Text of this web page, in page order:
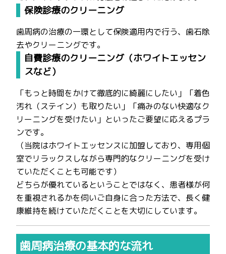
保険診療のクリーニング
歯周病の治療の一環として保険適用内で行う、歯石除
去やクリーニングです。
自費診療のクリーニング（ホワイトエッセン
スなど）
「もっと時間をかけて徹底的に綺麗にしたい」「着色
汚れ（ステイン）も取りたい」「痛みのない快適なク
リーニングを受けたい」といったご要望に応えるプラ
ンです。
（当院はホワイトエッセンスに加盟しており、専用個
室でリラックスしながら専門的なクリーニングを受け
ていただくことも可能です）
どちらが優れているということではなく、患者様が何
を重視されるかを伺いご自身に合った方法で、長く健
康維持を続けていただくことを大切にしています。
歯周病治療の基本的な流れ